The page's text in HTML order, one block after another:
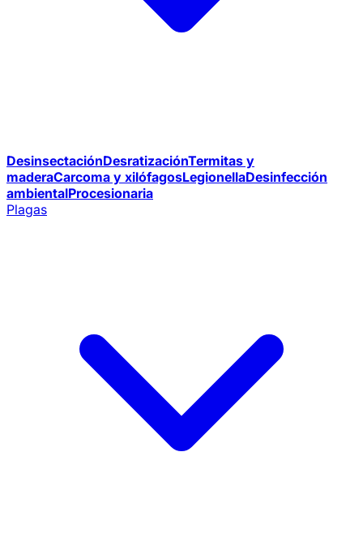
DesinsectaciónDesratizaciónTermitas y
maderaCarcoma y xilófagosLegionellaDesinfección
ambientalProcesionaria
Plagas